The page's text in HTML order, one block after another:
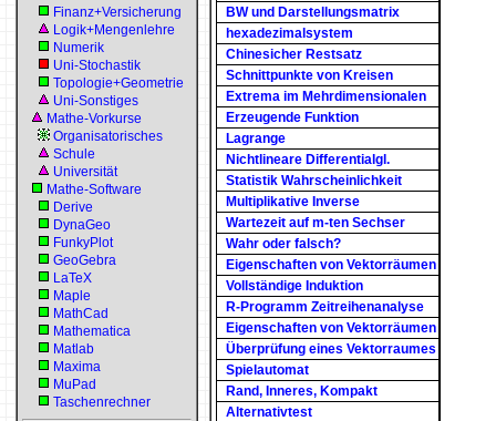
Finanz+Versicherung
Logik+Mengenlehre
Numerik
Uni-Stochastik
Topologie+Geometrie
Uni-Sonstiges
Mathe-Vorkurse
Organisatorisches
Schule
Universität
Mathe-Software
Derive
DynaGeo
FunkyPlot
GeoGebra
LaTeX
Maple
MathCad
Mathematica
Matlab
Maxima
MuPad
Taschenrechner
BW und Darstellungsmatrix
hexadezimalsystem
Chinesicher Restsatz
Schnittpunkte von Kreisen
Extrema im Mehrdimensionalen
Erzeugende Funktion
Lagrange
Nichtlineare Differentialgl.
Statistik Wahrscheinlichkeit
Multiplikative Inverse
Wartezeit auf m-ten Sechser
Wahr oder falsch?
Eigenschaften von Vektorräumen
Vollständige Induktion
R-Programm Zeitreihenanalyse
Eigenschaften von Vektorräumen
Überprüfung eines Vektorraumes
Spielautomat
Rand, Inneres, Kompakt
Alternativtest